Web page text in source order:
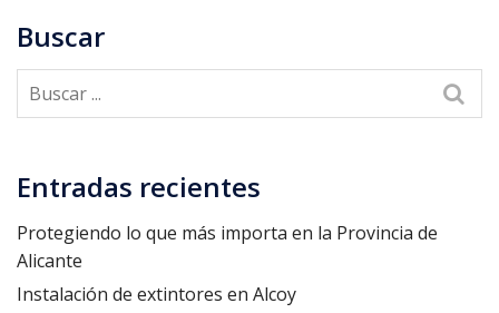
Buscar
Entradas recientes
Protegiendo lo que más importa en la Provincia de
Alicante
Instalación de extintores en Alcoy